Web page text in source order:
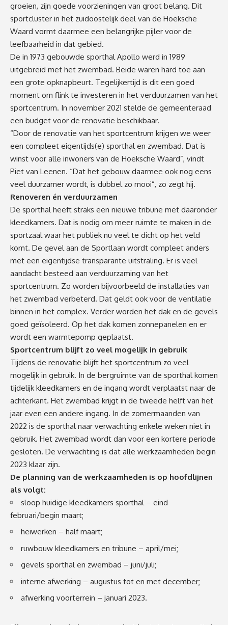
groeien, zijn goede voorzieningen van groot belang. Dit
sportcluster in het zuidoostelijk deel van de Hoeksche
Waard vormt daarmee een belangrijke pijler voor de
leefbaarheid in dat gebied.
De in 1973 gebouwde sporthal Apollo werd in 1989
uitgebreid met het zwembad. Beide waren hard toe aan
een grote opknapbeurt. Tegelijkertijd is dit een goed
moment om flink te investeren in het verduurzamen van het
sportcentrum. In november 2021 stelde de gemeenteraad
een budget voor de renovatie beschikbaar.
“Door de renovatie van het sportcentrum krijgen we weer
een compleet eigentijds(e) sporthal en zwembad. Dat is
winst voor alle inwoners van de Hoeksche Waard”, vindt
Piet van Leenen. “Dat het gebouw daarmee ook nog eens
veel duurzamer wordt, is dubbel zo mooi”, zo zegt hij.
Renoveren én verduurzamen
De sporthal heeft straks een nieuwe tribune met daaronder
kleedkamers. Dat is nodig om meer ruimte te maken in de
sportzaal waar het publiek nu veel te dicht op het veld
komt. De gevel aan de Sportlaan wordt compleet anders
met een eigentijdse transparante uitstraling. Er is veel
aandacht besteed aan verduurzaming van het
sportcentrum. Zo worden bijvoorbeeld de installaties van
het zwembad verbeterd. Dat geldt ook voor de ventilatie
binnen in het complex. Verder worden het dak en de gevels
goed geïsoleerd. Op het dak komen zonnepanelen en er
wordt een warmtepomp geplaatst.
Sportcentrum blijft zo veel mogelijk in gebruik
Tijdens de renovatie blijft het sportcentrum zo veel
mogelijk in gebruik. In de bergruimte van de sporthal komen
tijdelijk kleedkamers en de ingang wordt verplaatst naar de
achterkant. Het zwembad krijgt in de tweede helft van het
jaar even een andere ingang. In de zomermaanden van
2022 is de sporthal naar verwachting enkele weken niet in
gebruik. Het zwembad wordt dan voor een kortere periode
gesloten. De verwachting is dat alle werkzaamheden begin
2023 klaar zijn.
De planning van de werkzaamheden is op hoofdlijnen
als volgt:
sloop huidige kleedkamers sporthal – eind
februari/begin maart;
heiwerken – half maart;
ruwbouw kleedkamers en tribune – april/mei;
gevels sporthal en zwembad – juni/juli;
interne afwerking – augustus tot en met december;
afwerking voorterrein – januari 2023.